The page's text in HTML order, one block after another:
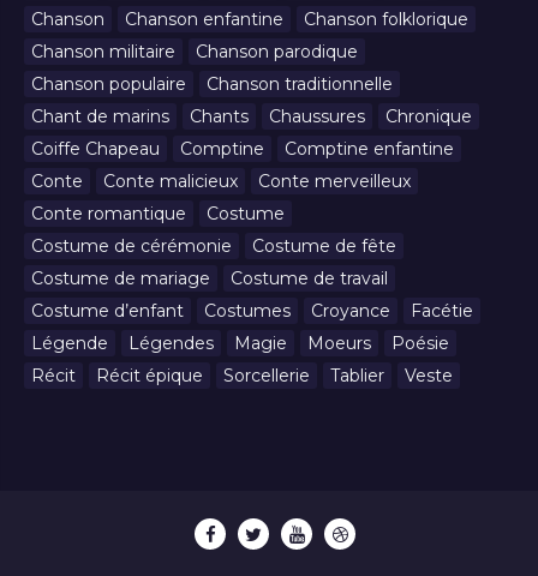
Chanson
Chanson enfantine
Chanson folklorique
Chanson militaire
Chanson parodique
Chanson populaire
Chanson traditionnelle
Chant de marins
Chants Chaussures
Chronique
Coiffe Chapeau
Comptine
Comptine enfantine
Conte
Conte malicieux
Conte merveilleux
Conte romantique
Costume
Costume de cérémonie
Costume de fête
Costume de mariage
Costume de travail
Costume d’enfant
Costumes Croyance
Facétie
Légende
Légendes Magie Moeurs
Poésie
Récit
Récit épique Sorcellerie Tablier Veste